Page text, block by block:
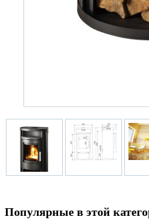
Популярные в этой